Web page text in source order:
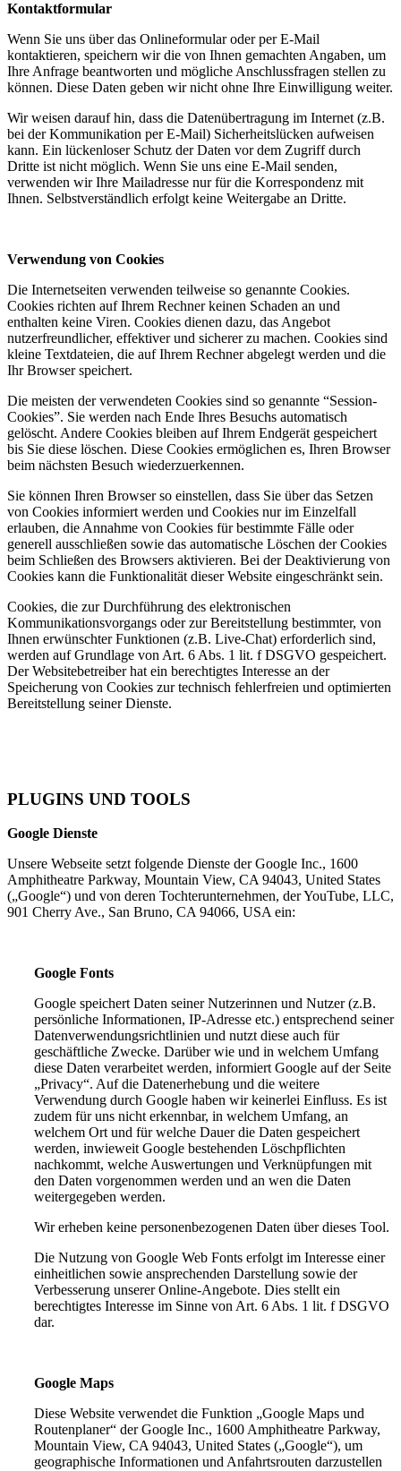
Kontaktformular
Wenn Sie uns über das Onlineformular oder per E-Mail
kontaktieren, speichern wir die von Ihnen gemachten Angaben, um
Ihre Anfrage beantworten und mögliche Anschlussfragen stellen zu
können. Diese Daten geben wir nicht ohne Ihre Einwilligung weiter.
Wir weisen darauf hin, dass die Datenübertragung im Internet (z.B.
bei der Kommunikation per E-Mail) Sicherheitslücken aufweisen
kann. Ein lückenloser Schutz der Daten vor dem Zugriff durch
Dritte ist nicht möglich. Wenn Sie uns eine E-Mail senden,
verwenden wir Ihre Mailadresse nur für die Korrespondenz mit
Ihnen. Selbstverständlich erfolgt keine Weitergabe an Dritte.
Verwendung von Cookies
Die Internetseiten verwenden teilweise so genannte Cookies.
Cookies richten auf Ihrem Rechner keinen Schaden an und
enthalten keine Viren. Cookies dienen dazu, das Angebot
nutzerfreundlicher, effektiver und sicherer zu machen. Cookies sind
kleine Textdateien, die auf Ihrem Rechner abgelegt werden und die
Ihr Browser speichert.
Die meisten der verwendeten Cookies sind so genannte “Session-
Cookies”. Sie werden nach Ende Ihres Besuchs automatisch
gelöscht. Andere Cookies bleiben auf Ihrem Endgerät gespeichert
bis Sie diese löschen. Diese Cookies ermöglichen es, Ihren Browser
beim nächsten Besuch wiederzuerkennen.
Sie können Ihren Browser so einstellen, dass Sie über das Setzen
von Cookies informiert werden und Cookies nur im Einzelfall
erlauben, die Annahme von Cookies für bestimmte Fälle oder
generell ausschließen sowie das automatische Löschen der Cookies
beim Schließen des Browsers aktivieren. Bei der Deaktivierung von
Cookies kann die Funktionalität dieser Website eingeschränkt sein.
Cookies, die zur Durchführung des elektronischen
Kommunikationsvorgangs oder zur Bereitstellung bestimmter, von
Ihnen erwünschter Funktionen (z.B. Live-Chat) erforderlich sind,
werden auf Grundlage von Art. 6 Abs. 1 lit. f DSGVO gespeichert.
Der Websitebetreiber hat ein berechtigtes Interesse an der
Speicherung von Cookies zur technisch fehlerfreien und optimierten
Bereitstellung seiner Dienste.
PLUGINS UND TOOLS
Google Dienste
Unsere Webseite setzt folgende Dienste der Google Inc., 1600
Amphitheatre Parkway, Mountain View, CA 94043, United States
(„Google“) und von deren Tochterunternehmen, der YouTube, LLC,
901 Cherry Ave., San Bruno, CA 94066, USA ein:
Google Fonts
Google speichert Daten seiner Nutzerinnen und Nutzer (z.B.
persönliche Informationen, IP-Adresse etc.) entsprechend seiner
Datenverwendungsrichtlinien und nutzt diese auch für
geschäftliche Zwecke. Darüber wie und in welchem Umfang
diese Daten verarbeitet werden, informiert Google auf der Seite
„Privacy“. Auf die Datenerhebung und die weitere
Verwendung durch Google haben wir keinerlei Einfluss. Es ist
zudem für uns nicht erkennbar, in welchem Umfang, an
welchem Ort und für welche Dauer die Daten gespeichert
werden, inwieweit Google bestehenden Löschpflichten
nachkommt, welche Auswertungen und Verknüpfungen mit
den Daten vorgenommen werden und an wen die Daten
weitergegeben werden.
Wir erheben keine personenbezogenen Daten über dieses Tool.
Die Nutzung von Google Web Fonts erfolgt im Interesse einer
einheitlichen sowie ansprechenden Darstellung sowie der
Verbesserung unserer Online-Angebote. Dies stellt ein
berechtigtes Interesse im Sinne von Art. 6 Abs. 1 lit. f DSGVO
dar.
Google Maps
Diese Website verwendet die Funktion „Google Maps und
Routenplaner“ der Google Inc., 1600 Amphitheatre Parkway,
Mountain View, CA 94043, United States („Google“), um
geographische Informationen und Anfahrtsrouten darzustellen